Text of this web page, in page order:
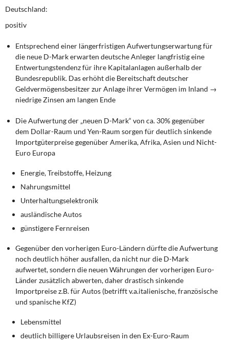
Deutschland:
positiv
Entsprechend einer längerfristigen Aufwertungserwartung für
die neue D-Mark erwarten deutsche Anleger langfristig eine
Entwertungstendenz für ihre Kapitalanlagen außerhalb der
Bundesrepublik. Das erhöht die Bereitschaft deutscher
Geldvermögensbesitzer zur Anlage ihrer Vermögen im Inland →
niedrige Zinsen am langen Ende
Die Aufwertung der „neuen D-Mark“ von ca. 30% gegenüber
dem Dollar-Raum und Yen-Raum sorgen für deutlich sinkende
Importgüterpreise gegenüber Amerika, Afrika, Asien und Nicht-
Euro Europa
Energie, Treibstoffe, Heizung
Nahrungsmittel
Unterhaltungselektronik
ausländische Autos
günstigere Fernreisen
Gegenüber den vorherigen Euro-Ländern dürfte die Aufwertung
noch deutlich höher ausfallen, da nicht nur die D-Mark
aufwertet, sondern die neuen Währungen der vorherigen Euro-
Länder zusätzlich abwerten, daher drastisch sinkende
Importpreise z.B. für Autos (betrifft v.a.italienische, französische
und spanische KfZ)
Lebensmittel
deutlich billigere Urlaubsreisen in den Ex-Euro-Raum